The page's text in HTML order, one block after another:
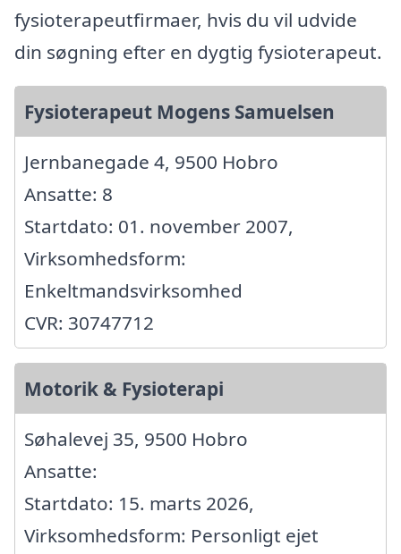
fysioterapeutfirmaer, hvis du vil udvide
din søgning efter en dygtig fysioterapeut.
Fysioterapeut Mogens Samuelsen
Jernbanegade 4, 9500 Hobro
Ansatte: 8
Startdato: 01. november 2007,
Virksomhedsform:
Enkeltmandsvirksomhed
CVR: 30747712
Motorik & Fysioterapi
Søhalevej 35, 9500 Hobro
Ansatte:
Startdato: 15. marts 2026,
Virksomhedsform: Personligt ejet